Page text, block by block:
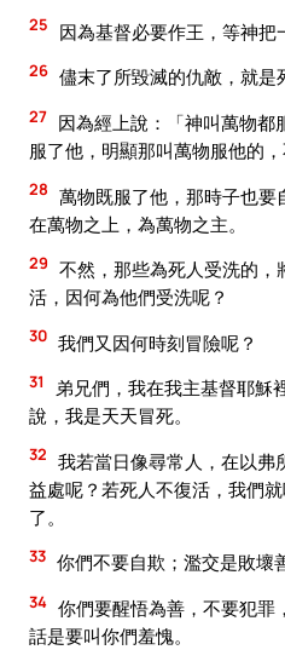
25 因為基督必要作王，等神把
26 儘末了所毀滅的仇敵，就是
27 因為經上說：「神叫萬物
服了他，明顯那叫萬物服他的，
28 萬物既服了他，那時子也
在萬物之上，為萬物之主。
29 不然，那些為死人受洗的，
活，因何為他們受洗呢？
30 我們又因何時刻冒險呢？
31
弟兄們，我在我主基督耶穌
說，我是天天冒死。
32 我若當日像尋常人，在以弗
益處呢？若死人不復活，我們
了。
33 你們不要自欺；濫交是敗壞
34 你們要醒悟為善，不要犯罪
話是要叫你們羞愧。